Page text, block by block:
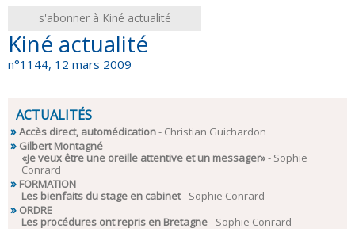
s'abonner à Kiné actualité
Kiné actualité
n°1144, 12 mars 2009
ACTUALITÉS
Accès direct, automédication- Christian Guichardon
Gilbert Montagné
«Je veux être une oreille attentive et un messager»- Sophie
Conrard
FORMATION
Les bienfaits du stage en cabinet- Sophie Conrard
ORDRE
Les procédures ont repris en Bretagne- Sophie Conrard